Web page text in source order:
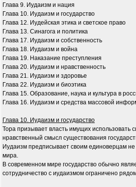
Глава 9. Иудаизм и нация
Глава 10. Иудаизм и государство
Глава 12. Иудейская этика и светское право
Глава 13. Синагога и политика
Глава 17. Иудаизм и собственность
Глава 18. Иудаизм и война
Глава 19. Наказание преступления
Глава 20. Иудаизм и нравственность
Глава 21. Иудаизм и здоровье
Глава 22. Иудаизм и биоэтика
Глава 15. Образование, наука и культура в
Глава 16. Иудаизм и средства массовой
Глава 10. Иудаизм и государство
Тора призывает власть имущих использовать
нравственный смысл существования
Иудаизм предписывает своим единоверцам не
мира.
В современном мире государство обычно
сотрудничество с иудаизмом ограничено